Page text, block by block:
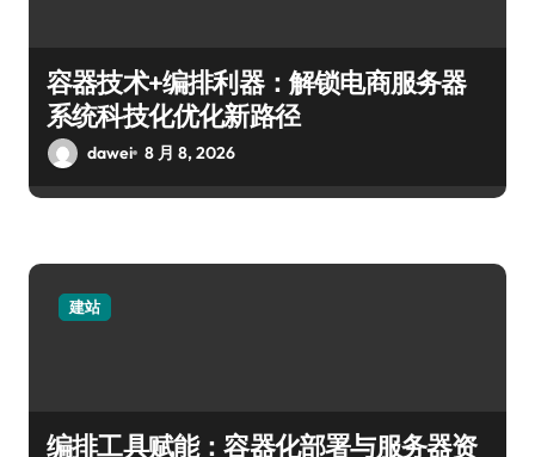
容器技术+编排利器：解锁电商服务器
系统科技化优化新路径
dawei 8 月 8, 2026
建站
编排工具赋能：容器化部署与服务器资